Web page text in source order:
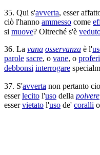
35. Qui s'avverta, esser
ciò l'hanno ammesso come
si muove? Oltreché s'è
36. La vana osservanza è l'
parole sacre, o vane, o
debbonsi interrogare
37. S'avverta non pertanto
esserlecito l'uso della polvere
esservietato l'uso de' coralli